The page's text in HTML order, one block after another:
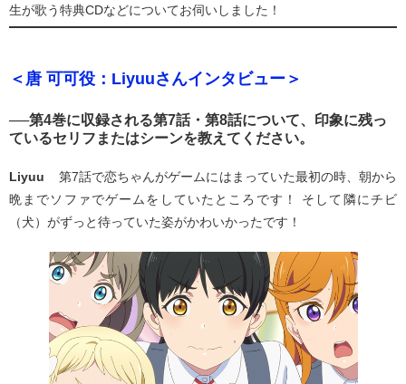
生が歌う特典CDなどについてお伺いしました！
＜唐 可可役：Liyuuさんインタビュー＞
──第4巻に収録される第7話・第8話について、印象に残っ
ているセリフまたはシーンを教えてください。
Liyuu
第7話で恋ちゃんがゲームにはまっていた最初の時、朝から
晩までソファでゲームをしていたところです！ そして隣にチビ
（犬）がずっと待っていた姿がかわいかったです！